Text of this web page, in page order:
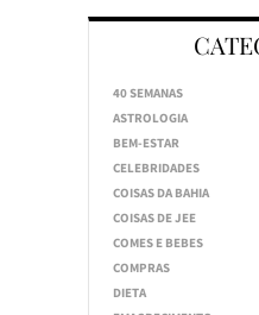
40 SEMANAS
ASTROLOGIA
BEM-ESTAR
CELEBRIDADES
COISAS DA BAHIA
COISAS DE JEE
COMES E BEBES
COMPRAS
DIETA